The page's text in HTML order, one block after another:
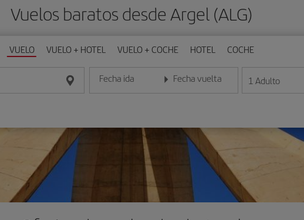
Vuelos baratos desde Argel (ALG)
VUELO VUELO + HOTEL VUELO + COCHE HOTEL COCHE
Fecha ida
Introduce la fecha en formato día/mes/año
Fecha vuelta
Introduce la fecha en formato día/mes/año
1 Adulto